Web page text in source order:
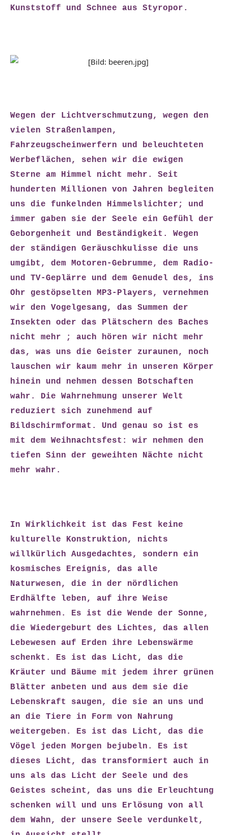
Kunststoff und Schnee aus Styropor.
Wegen der Lichtverschmutzung, wegen den
vielen Straßenlampen,
Fahrzeugscheinwerfern und beleuchteten
Werbeflächen, sehen wir die ewigen
Sterne am Himmel nicht mehr. Seit
hunderten Millionen von Jahren begleiten
uns die funkelnden Himmelslichter; und
immer gaben sie der Seele ein Gefühl der
Geborgenheit und Beständigkeit. Wegen
der ständigen Geräuschkulisse die uns
umgibt, dem Motoren-Gebrumme, dem Radio-
und TV-Geplärre und dem Genudel des, ins
Ohr gestöpselten MP3-Players, vernehmen
wir den Vogelgesang, das Summen der
Insekten oder das Plätschern des Baches
nicht mehr ; auch hören wir nicht mehr
das, was uns die Geister zuraunen, noch
lauschen wir kaum mehr in unseren Körper
hinein und nehmen dessen Botschaften
wahr. Die Wahrnehmung unserer Welt
reduziert sich zunehmend auf
Bildschirmformat. Und genau so ist es
mit dem Weihnachtsfest: wir nehmen den
tiefen Sinn der geweihten Nächte nicht
mehr wahr.
In Wirklichkeit ist das Fest keine
kulturelle Konstruktion, nichts
willkürlich Ausgedachtes, sondern ein
kosmisches Ereignis, das alle
Naturwesen, die in der nördlichen
Erdhälfte leben, auf ihre Weise
wahrnehmen. Es ist die Wende der Sonne,
die Wiedergeburt des Lichtes, das allen
Lebewesen auf Erden ihre Lebenswärme
schenkt. Es ist das Licht, das die
Kräuter und Bäume mit jedem ihrer grünen
Blätter anbeten und aus dem sie die
Lebenskraft saugen, die sie an uns und
an die Tiere in Form von Nahrung
weitergeben. Es ist das Licht, das die
Vögel jeden Morgen bejubeln. Es ist
dieses Licht, das transformiert auch in
uns als das Licht der Seele und des
Geistes scheint, das uns die Erleuchtung
schenken will und uns Erlösung von all
dem Wahn, der unsere Seele verdunkelt,